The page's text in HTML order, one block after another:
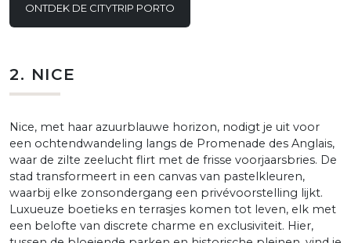
ONTDEK DE CITYTRIP PORTO
2. NICE
Nice, met haar azuurblauwe horizon, nodigt je uit voor
een ochtendwandeling langs de Promenade des Anglais,
waar de zilte zeelucht flirt met de frisse voorjaarsbries. De
stad transformeert in een canvas van pastelkleuren,
waarbij elke zonsondergang een privévoorstelling lijkt.
Luxueuze boetieks en terrasjes komen tot leven, elk met
een belofte van discrete charme en exclusiviteit. Hier,